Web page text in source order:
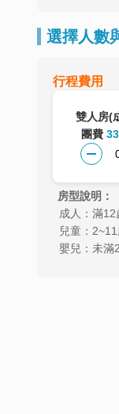
選擇人數
行程費用
雙人房(
團費
房型說明：
成人：滿12
兒童：
嬰兒：未滿